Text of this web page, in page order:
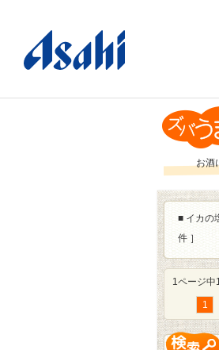
お酒
■ イカの
件 ］
1ページ中
1